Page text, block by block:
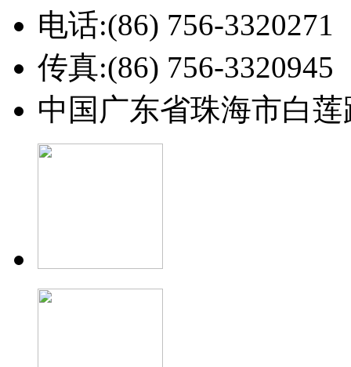
电话:(86) 756-3320271
传真:(86) 756-3320945
中国广东省珠海市白